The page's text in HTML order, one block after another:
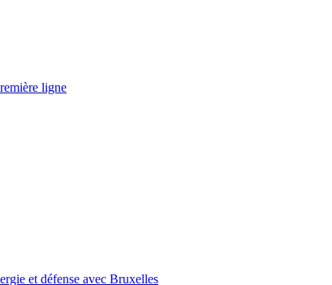
ligne
et défense avec Bruxelles